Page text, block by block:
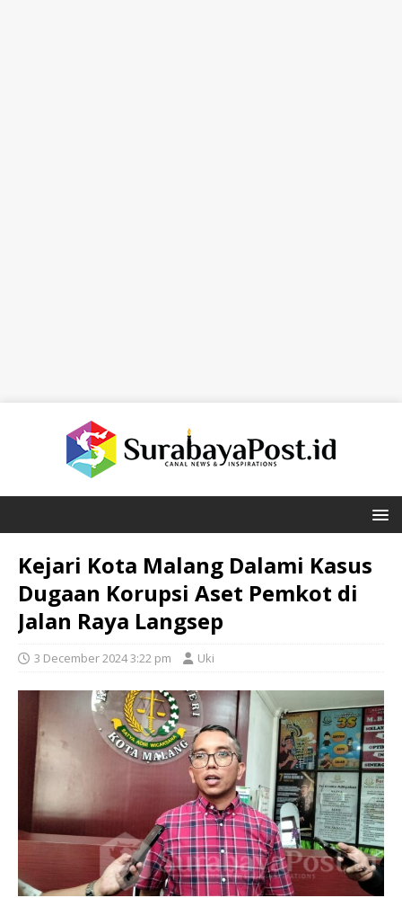
Kejari Kota Malang Dalami Kasus
Dugaan Korupsi Aset Pemkot di
Jalan Raya Langsep
3 December 2024 3:22 pm Uki